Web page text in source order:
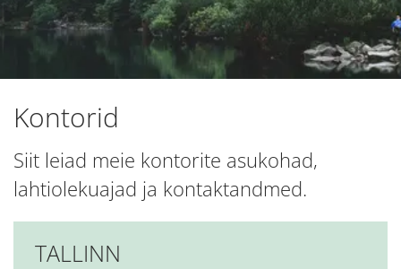
Kontorid
Siit leiad meie kontorite asukohad,
lahtiolekuajad ja kontaktandmed.
TALLINN